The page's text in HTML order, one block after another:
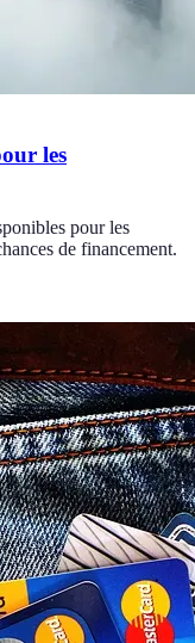
les
pour les
de financement.